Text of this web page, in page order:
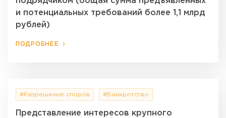
и потенциальных требований более 1,1 млрд
рублей)
ПОДРОБНЕЕ
#Разрешение споров #Банкротство
Представление интересов крупного